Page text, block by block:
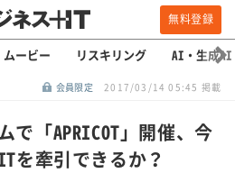
無料登録
ムービー リスキリング AI・生成AI
会員限定 2017/03/14 05:45 掲載
で「APRICOT」開催、今
を牽引できるか？